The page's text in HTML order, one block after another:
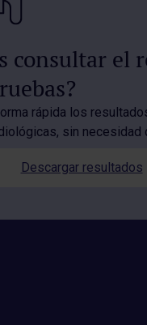
consultar el
rápida los
sin necesidad
Descargar resultados